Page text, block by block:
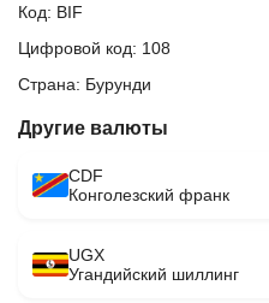
Код: BIF
Цифровой код: 108
Страна: Бурунди
Другие валюты
CDF
Конголезский франк
UGX
Угандийский шиллинг